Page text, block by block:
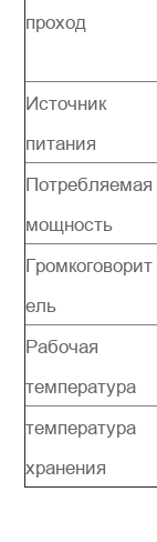
проход
Источник
питания
Потребляемая
мощность
Громкоговорит
ель
Рабочая
температура
температура
хранения